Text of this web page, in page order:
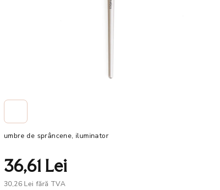
umbre de sprâncene, iluminator
36,61 Lei
30,26 Lei fără TVA